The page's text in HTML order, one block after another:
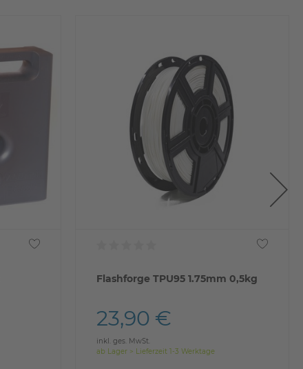
Flashforge TPU95 1.75mm 0,5kg
23,90 €
inkl. ges. MwSt.
ab Lager > Lieferzeit 1-3 Werktage